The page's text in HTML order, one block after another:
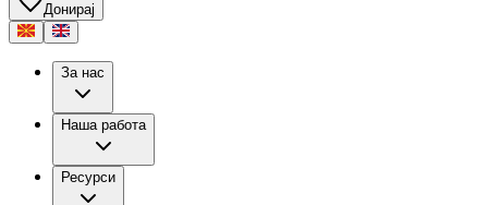
Донирај
За нас
Наша работа
Ресурси